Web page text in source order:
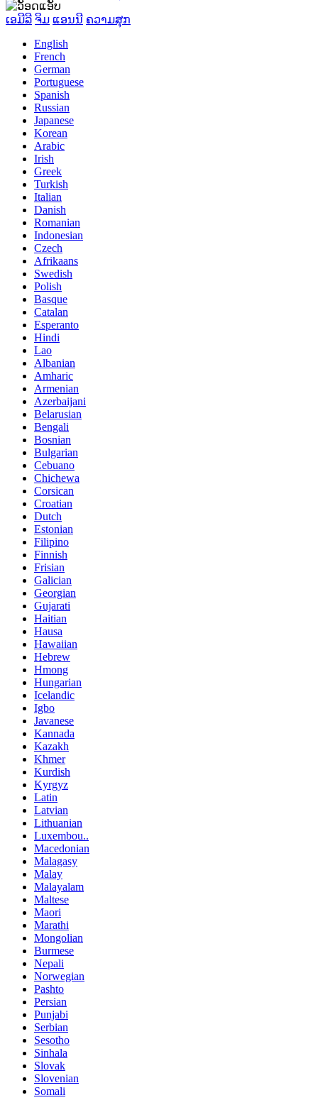
ເອມີລີ ຈິມ ແອນນີ ຄວາມສຸກ
English
French
German
Portuguese
Spanish
Russian
Japanese
Korean
Arabic
Irish
Greek
Turkish
Italian
Danish
Romanian
Indonesian
Czech
Afrikaans
Swedish
Polish
Basque
Catalan
Esperanto
Hindi
Lao
Albanian
Amharic
Armenian
Azerbaijani
Belarusian
Bengali
Bosnian
Bulgarian
Cebuano
Chichewa
Corsican
Croatian
Dutch
Estonian
Filipino
Finnish
Frisian
Galician
Georgian
Gujarati
Haitian
Hausa
Hawaiian
Hebrew
Hmong
Hungarian
Icelandic
Igbo
Javanese
Kannada
Kazakh
Khmer
Kurdish
Kyrgyz
Latin
Latvian
Lithuanian
Luxembou..
Macedonian
Malagasy
Malay
Malayalam
Maltese
Maori
Marathi
Mongolian
Burmese
Nepali
Norwegian
Pashto
Persian
Punjabi
Serbian
Sesotho
Sinhala
Slovak
Slovenian
Somali